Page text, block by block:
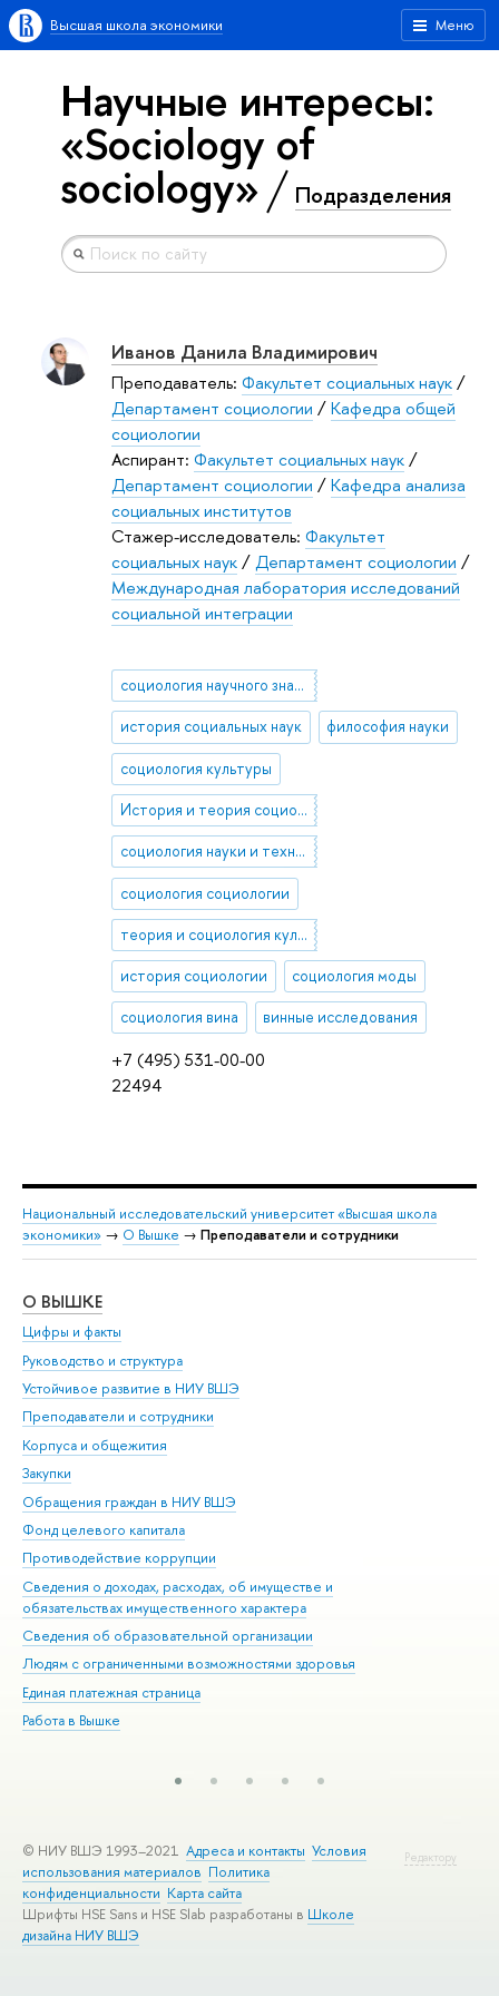
Меню
Высшая школа экономики
Научные интересы:
«Sociology of
sociology» Подразделения
+7 (495) 531-00-00
22494
Иванов Данила Владимирович
Преподаватель: Факультет социальных наук/
Департамент социологии /Кафедра общей
социологии
Аспирант: Факультет социальных наук/
Департамент социологии /Кафедра анализа
социальных институтов
Стажер-исследователь: Факультет
социальных наук/Департамент социологии /
Международная лаборатория исследований
социальной интеграции
социология научного знания
история социальных наук философия науки
социология культуры
История и теория социологии
социология науки и техники
социология социологии
теория и социология культуры
история социологии социология моды
социология вина винные исследования
Национальный исследовательский университет «Высшая школа
экономики» → О Вышке → Преподаватели и сотрудники
О ВЫШКЕ
Цифры и факты
Руководство и структура
Устойчивое развитие в НИУ ВШЭ
Преподаватели и сотрудники
Корпуса и общежития
Закупки
Обращения граждан в НИУ ВШЭ
Фонд целевого капитала
Противодействие коррупции
Сведения о доходах, расходах, об имуществе и
обязательствах имущественного характера
Сведения об образовательной организации
Людям с ограниченными возможностями здоровья
Единая платежная страница
Работа в Вышке
Редактору
© НИУ ВШЭ 1993–2021 Адреса и контакты Условия
использования материалов Политика
конфиденциальности Карта сайта
Шрифты HSE Sans и HSE Slab разработаны в Школе
дизайна НИУ ВШЭ